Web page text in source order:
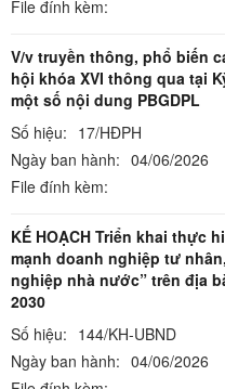
File đính kèm:
V/v truyền thông, phổ biến
hội khóa XVI thông qua tại
một số nội dung PBGDPL
Số hiệu: 17/HĐPH
Ngày ban hành: 04/06/2026
File đính kèm:
KẾ HOẠCH Triển khai thực
mạnh doanh nghiệp tư
nghiệp nhà nước” trên địa
2030
Số hiệu: 144/KH-UBND
Ngày ban hành: 04/06/2026